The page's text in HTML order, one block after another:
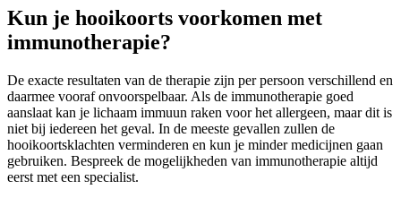
Kun je hooikoorts voorkomen met
immunotherapie?
De exacte resultaten van de therapie zijn per persoon verschillend en
daarmee vooraf onvoorspelbaar. Als de immunotherapie goed
aanslaat kan je lichaam immuun raken voor het allergeen, maar dit is
niet bij iedereen het geval. In de meeste gevallen zullen de
hooikoortsklachten verminderen en kun je minder medicijnen gaan
gebruiken. Bespreek de mogelijkheden van immunotherapie altijd
eerst met een specialist.